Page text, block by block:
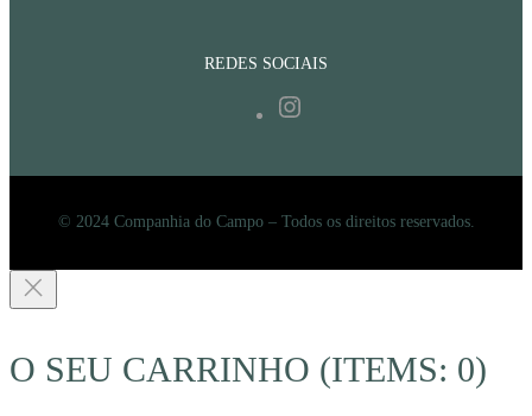
REDES SOCIAIS
© 2024 Companhia do Campo – Todos os direitos reservados.
O SEU CARRINHO (ITEMS: 0)